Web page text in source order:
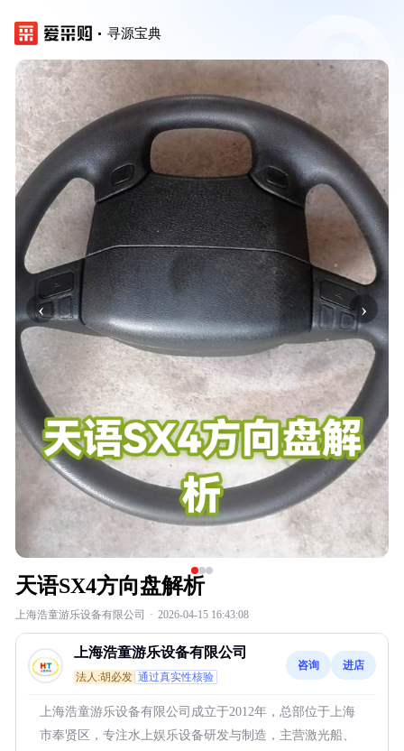
寻源宝典
‹ ›
天语SX4方向盘解析
上海浩童游乐设备有限公司 · 2026-04-15 16:43:08
上海浩童游乐设备有限公司
法人:胡必发 通过真实性核验
咨询 进店
上海浩童游乐设备有限公司成立于2012年，总部位于上海
市奉贤区，专注水上娱乐设备研发与制造，主营激光船、